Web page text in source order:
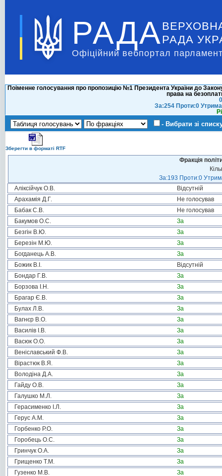
РАДА РАДА
Офіційний вебпортал
Поіменне голосування про пропозицію №1 Президента України до
права на
За:254 Проти:0
- Вибрати зі
Зберегти в форматі RTF
Фракція
За:193 Проти:0
Аліксійчук О.В.
Відсутній
Арахамія Д.Г.
Не голосував
Бабак С.В.
Не голосував
Бакумов О.С.
За
Безгін В.Ю.
За
Березін М.Ю.
За
Богданець А.В.
За
Божик В.І.
Відсутній
Бондар Г.В.
За
Борзова І.Н.
За
Брагар Є.В.
За
Булах Л.В.
За
Вагнєр В.О.
За
Василів І.В.
За
Васюк О.О.
За
Веніславський Ф.В.
За
Вірастюк В.Я.
За
Володіна Д.А.
За
Гайду О.В.
За
Галушко М.Л.
За
Герасименко І.Л.
За
Герус А.М.
За
Горбенко Р.О.
За
Горобець О.С.
За
Гринчук О.А.
За
Грищенко Т.М.
За
Гузенко М.В.
За